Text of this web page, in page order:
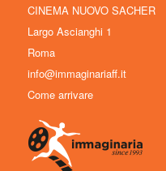
CINEMA NUOVO SACHER
Largo Ascianghi 1
Roma
info@immaginariaff.it
Come arrivare